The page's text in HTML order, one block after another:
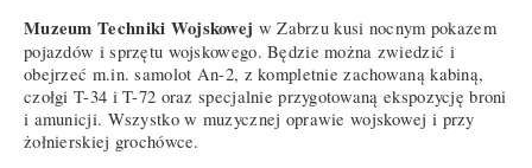
Muzeum Techniki Wojskowej w Zabrzu kusi nocnym pokazem
pojazdów i sprzętu wojskowego. Będzie można zwiedzić i
obejrzeć m.in. samolot An-2, z kompletnie zachowaną kabiną,
czołgi T-34 i T-72 oraz specjalnie przygotowaną ekspozycję broni
i amunicji. Wszystko w muzycznej oprawie wojskowej i przy
żołnierskiej grochówce.